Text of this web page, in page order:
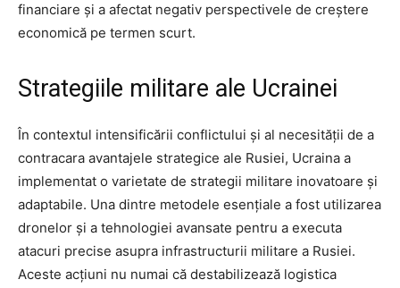
financiare și a afectat negativ perspectivele de creștere
economică pe termen scurt.
Strategiile militare ale Ucrainei
În contextul intensificării conflictului și al necesității de a
contracara avantajele strategice ale Rusiei, Ucraina a
implementat o varietate de strategii militare inovatoare și
adaptabile. Una dintre metodele esențiale a fost utilizarea
dronelor și a tehnologiei avansate pentru a executa
atacuri precise asupra infrastructurii militare a Rusiei.
Aceste acțiuni nu numai că destabilizează logistica